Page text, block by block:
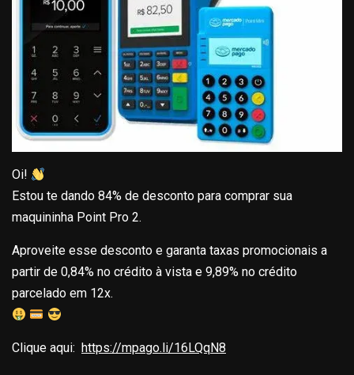
Oi!
Estou te dando 84% de desconto para comprar sua
maquininha Point Pro 2.
Aproveite esse desconto e garanta taxas promocionais a
partir de 0,84% no crédito à vista e 9,89% no crédito
parcelado em 12x.
Clique aqui: https://mpago.li/16LQqN8